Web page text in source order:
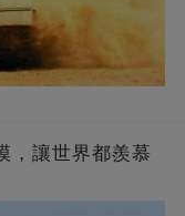
，讓世界都羨慕